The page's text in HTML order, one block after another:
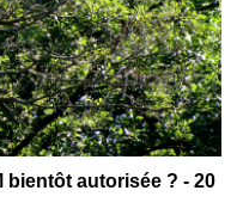
bientôt autorisée ? - 20